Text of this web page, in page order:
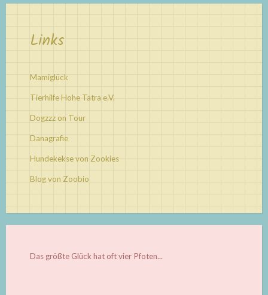
Links
Mamiglück
Tierhilfe Hohe Tatra e.V.
Dogzzz on Tour
Danagrafie
Hundekekse von Zookies
Blog von Zoobio
Das größte Glück hat oft vier Pfoten...